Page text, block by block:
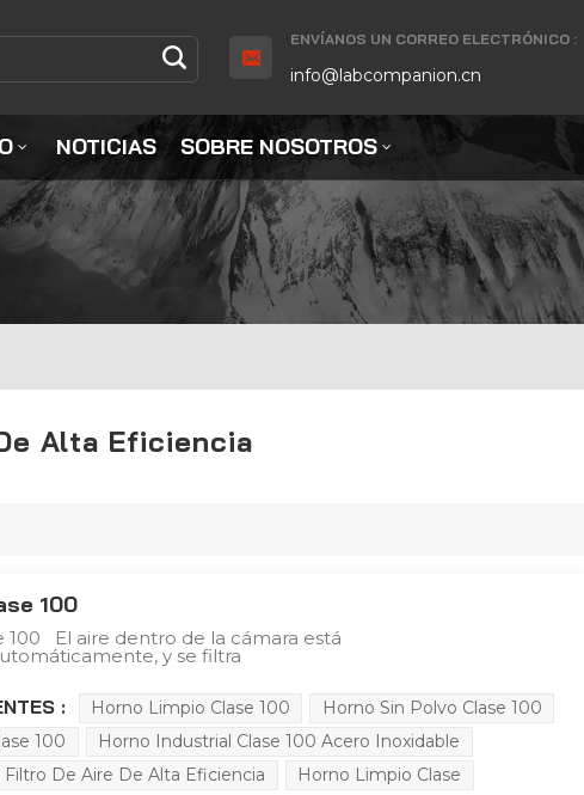
ENVÍANOS UN CORREO ELECTRÓNICO :
info@labcompanion.cn
NOTICIAS SOBRE NOSOTROS
Alta Eficiencia
100
100 El aire dentro de la cámara está
y se filtra
de trabajo del horno en un estado
inoxidable. La temperatura dentro de
automáticamente mediante un
equipado con dispositivos
: Horno Limpio Clase 100
Horno Sin Polvo Clase 100
100
Horno Industrial Clase 100 Acero Inoxidable
De Aire De Alta Eficiencia
Horno Limpio Clase